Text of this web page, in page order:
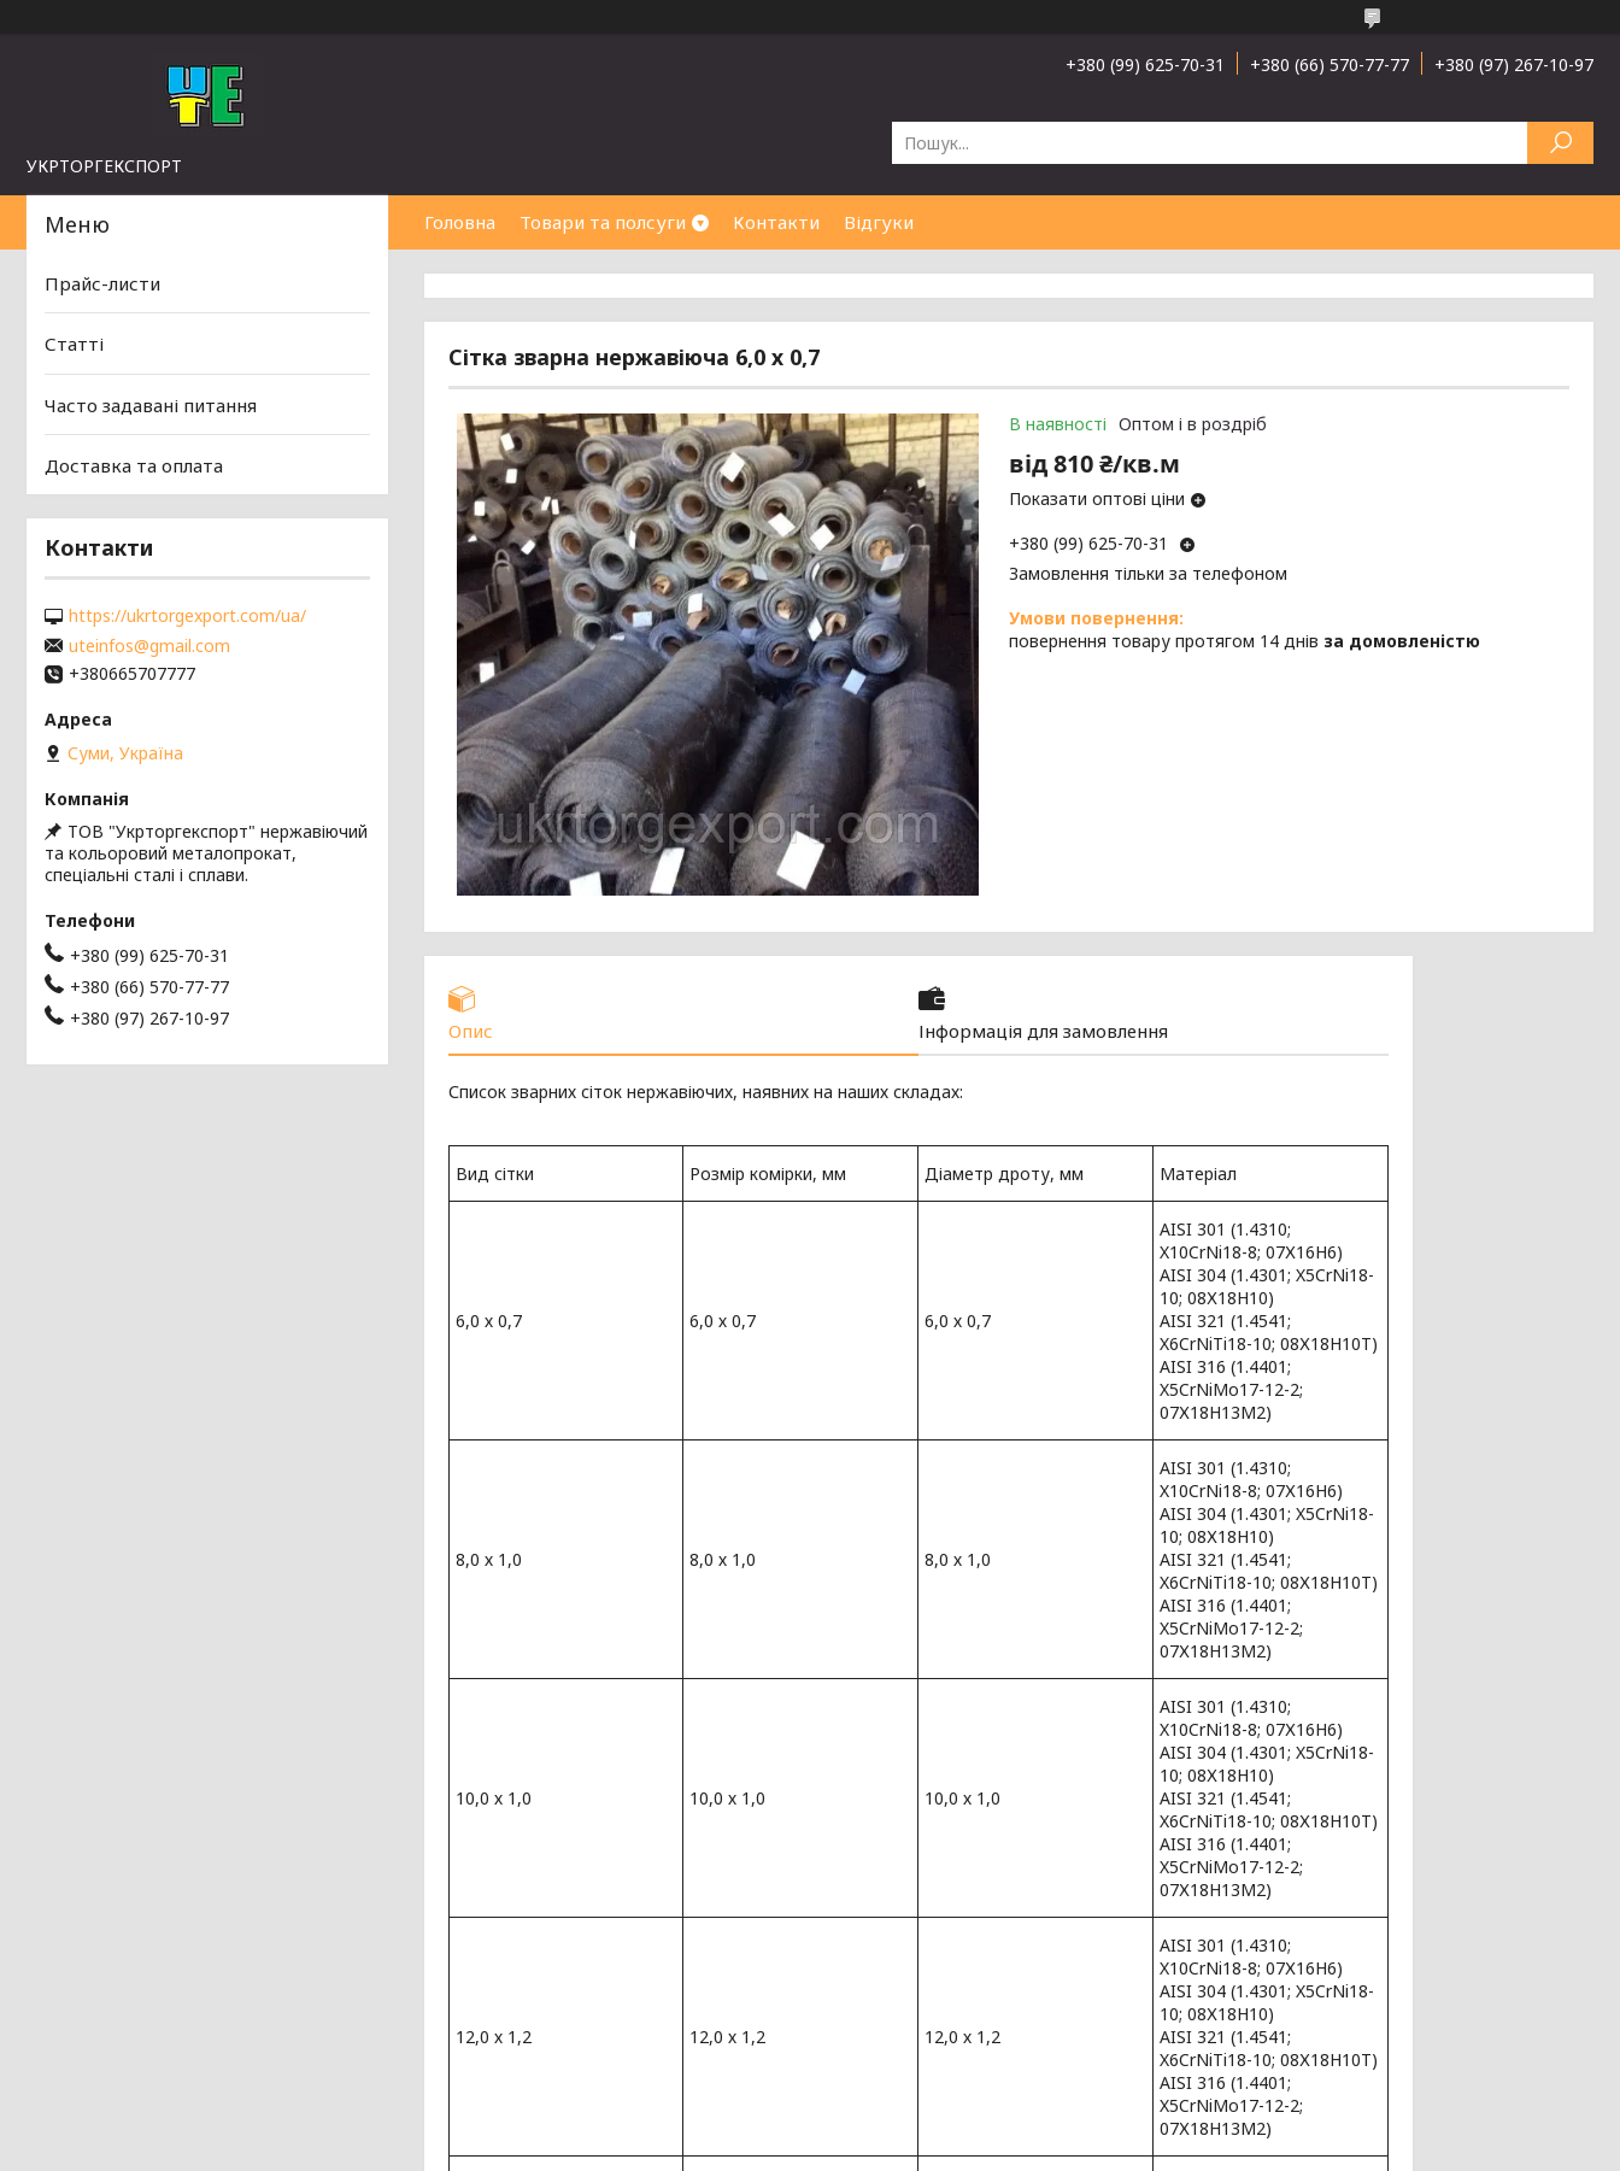
УКРТОРГЕКСПОРТ
+380 (99) 625-70-31 +380 (66) 570-77-77 +380 (97) 267-10-97
Головна Товари та полсуги Контакти Відгуки
Сітка зварна нержавіюча 6,0 х 0,7
В наявності Оптом і в роздріб
від810 ₴/кв.м
Показати оптові ціни
+380 (99) 625-70-31
Замовлення тільки за телефоном
повернення товару протягом 14 днів за домовленістю
Опис Інформація для замовлення
Список зварних сіток нержавіючих, наявних на наших складах:
Вид сітки Розмір комірки, мм Діаметр дроту, мм Матеріал
6,0 х 0,7 6,0 х 0,7 6,0 х 0,7
AISI 301 (1.4310;
X10CrNi18-8; 07Х16Н6)
AISI 304 (1.4301; X5CrNi18-
10; 08Х18Н10)
AISI 321 (1.4541;
X6CrNiTi18-10; 08Х18Н10Т)
AISI 316 (1.4401;
X5CrNiMo17-12-2;
07Х18Н13М2)
8,0 х 1,0 8,0 х 1,0 8,0 х 1,0
AISI 301 (1.4310;
X10CrNi18-8; 07Х16Н6)
AISI 304 (1.4301; X5CrNi18-
10; 08Х18Н10)
AISI 321 (1.4541;
X6CrNiTi18-10; 08Х18Н10Т)
AISI 316 (1.4401;
X5CrNiMo17-12-2;
07Х18Н13М2)
10,0 х 1,0 10,0 х 1,0 10,0 х 1,0
AISI 301 (1.4310;
X10CrNi18-8; 07Х16Н6)
AISI 304 (1.4301; X5CrNi18-
10; 08Х18Н10)
AISI 321 (1.4541;
X6CrNiTi18-10; 08Х18Н10Т)
AISI 316 (1.4401;
X5CrNiMo17-12-2;
07Х18Н13М2)
12,0 х 1,2 12,0 х 1,2 12,0 х 1,2
AISI 301 (1.4310;
X10CrNi18-8; 07Х16Н6)
AISI 304 (1.4301; X5CrNi18-
10; 08Х18Н10)
AISI 321 (1.4541;
X6CrNiTi18-10; 08Х18Н10Т)
AISI 316 (1.4401;
X5CrNiMo17-12-2;
07Х18Н13М2)
Прайс-листи
Статті
Часто задавані питання
Доставка та оплата
Контакти
https://ukrtorgexport.com/ua/
uteinfos@gmail.com
+380665707777
Суми, Україна
ТОВ "Укрторгекспорт" нержавіючий
та кольоровий металопрокат,
спеціальні сталі і сплави.
+380 (99) 625-70-31
+380 (66) 570-77-77
+380 (97) 267-10-97